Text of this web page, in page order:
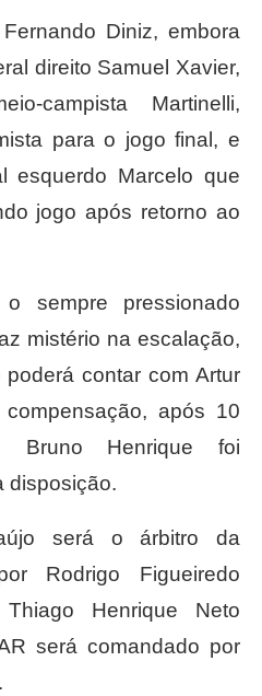
Diniz, embora
direito Samuel Xavier,
campista Martinelli,
para o jogo final, e
esquerdo Marcelo que
jogo após retorno ao
sempre pressionado
mistério na escalação,
contar com Artur
após 10
Bruno Henrique foi
disposição.
será o árbitro da
Rodrigo Figueiredo
Henrique Neto
será comandado por